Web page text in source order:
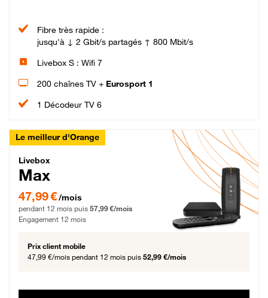
Fibre très rapide :
jusqu'à ↓ 2 Gbit/s partagés ↑ 800 Mbit/s
Livebox S : Wifi 7
200 chaînes TV + Eurosport 1
1 Décodeur TV 6
Le meilleur d'Orange
Livebox Max Fibre
Livebox
Max
47,99 € par mois pendant 12 mois puis 57,99 € par mois, Engagement 12 mois
47,99 €/mois
pendant 12 mois puis 57,99 €/mois
Engagement 12 mois
Prix client mobile
47,99 €/mois pendant 12 mois puis 52,99 €/mois